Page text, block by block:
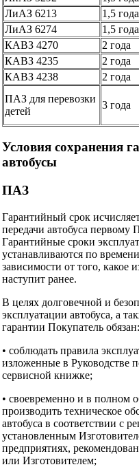
ЛиАЗ 6213
1,5 года
ЛиАЗ 6274
1,5 года
КАВЗ 4270
2 года
КАВЗ 4235
2 года
КАВЗ 4238
2 года
ПАЗ для перевозки
детей
3 года
Условия сохранения
автобусы
ПАЗ
Гарантийный срок
передачи автобуса первому
Гарантийные сроки
устанавливаются по
зависимости от того, какое
наступит ранее.
В целях долговечной и
эксплуатации автобуса, а
гарантии Покупатель обязан:
• соблюдать правила
изложенные в Руководстве
сервисной книжке;
• своевременно и в полном
производить техническое
автобуса в соответствии с
установленным
предприятиях,
или Изготовителем;